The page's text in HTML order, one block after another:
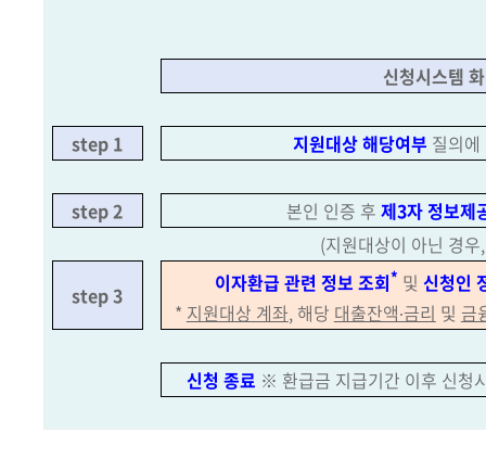
신청시스템
step 1 지원대상 해당여부 질의
step 2 본인 인증 후 제3자 정보제
(지원대상이 아닌 경
step 3
이자환급 관련 정보 조회* 및 신청인
* 지원대상 계좌, 해당 대출잔액∙금리 및 금
신청 종료 ※ 환급금 지급기간 이후 신청